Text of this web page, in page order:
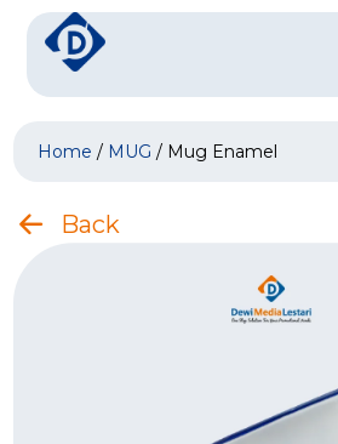
Home / MUG / Mug Enamel
Back